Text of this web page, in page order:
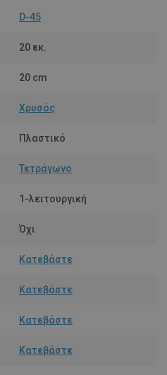
D-45
20 εκ.
20 cm
Χρυσός
Πλαστικό
Τετράγωνο
1-λειτουργική
Όχι
Κατεβάστε
Κατεβάστε
Κατεβάστε
Κατεβάστε